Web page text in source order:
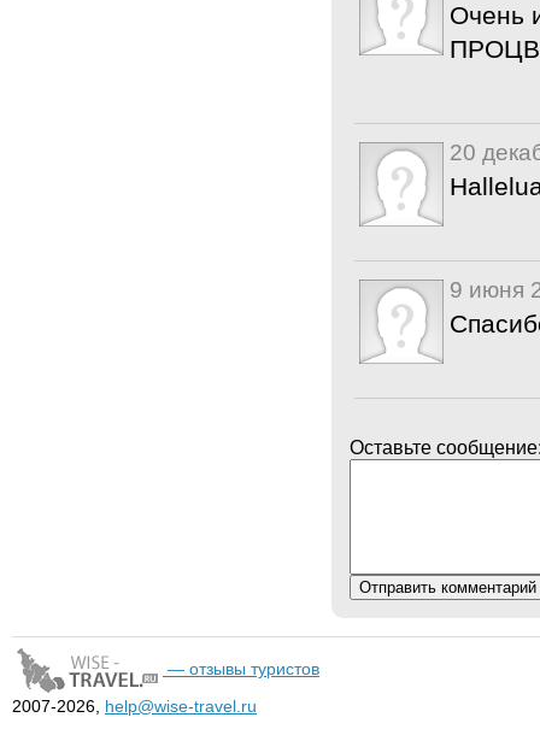
Очень
20
9 июня
Оставьте
— отзывы туристов
2007-2026, help@wise-travel.ru